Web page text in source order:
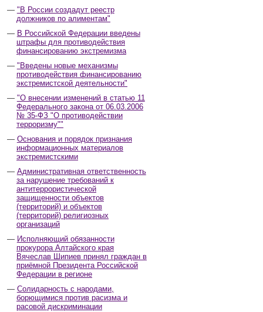
"В России создадут реестр
должников по алиментам"
В Российской Федерации введены
штрафы для противодействия
финансированию экстремизма
"Введены новые механизмы
противодействия финансированию
экстремистской деятельности"
"О внесении изменений в статью 11
Федерального закона от 06.03.2006
№ 35-ФЗ "О противодействии
терроризму""
Основания и порядок признания
информационных материалов
экстремистскими
Административная ответственность
за нарушение требований к
антитеррористической
защищенности объектов
(территорий) и объектов
(территорий) религиозных
организаций
Исполняющий обязанности
прокурора Алтайского края
Вячеслав Шипиев принял граждан в
приёмной Президента Российской
Федерации в регионе
Солидарность с народами,
борющимися против расизма и
расовой дискриминации